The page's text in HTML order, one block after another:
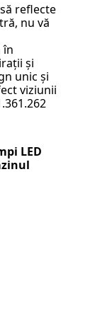
reflecte
nu vă
în
și
unic și
viziunii
LED